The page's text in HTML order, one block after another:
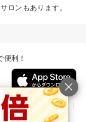
ロンもあります。
利！
ス情報
利用規約